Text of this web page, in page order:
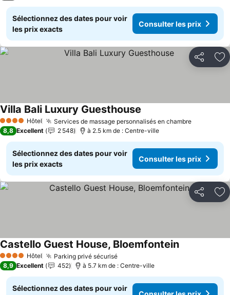
Sélectionnez des dates pour voir
les prix exacts
Consulter les prix
Partager
4 Étoiles Hôtel Services de massage personnalisés en chambre
Villa Bali Luxury Guesthouse
8,8 Excellent 2 548 à 2.5 km de : Centre-ville
Sélectionnez des dates pour voir
les prix exacts
Consulter les prix
Partager
4 Étoiles Hôtel Parking privé sécuriséConsulter les prix
Castello Guest House, BloemfonteinConsulter
8,9 Excellent 452 à 5.7 km de : Centre-ville
Sélectionnez des dates pour voir